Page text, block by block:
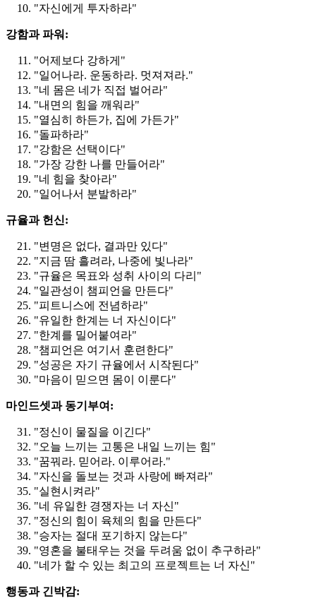
"자신에게 투자하라"
강함과 파워:
"어제보다 강하게"
"일어나라. 운동하라. 멋져져라."
"네 몸은 네가 직접 벌어라"
"내면의 힘을 깨워라"
"열심히 하든가, 집에 가든가"
"돌파하라"
"강함은 선택이다"
"가장 강한 나를 만들어라"
"네 힘을 찾아라"
"일어나서 분발하라"
규율과 헌신:
"변명은 없다, 결과만 있다"
"지금 땀 흘려라, 나중에 빛나라"
"규율은 목표와 성취 사이의 다리"
"일관성이 챔피언을 만든다"
"피트니스에 전념하라"
"유일한 한계는 너 자신이다"
"한계를 밀어붙여라"
"챔피언은 여기서 훈련한다"
"성공은 자기 규율에서 시작된다"
"마음이 믿으면 몸이 이룬다"
마인드셋과 동기부여:
"정신이 물질을 이긴다"
"오늘 느끼는 고통은 내일 느끼는 힘"
"꿈꿔라. 믿어라. 이루어라."
"자신을 돌보는 것과 사랑에 빠져라"
"실현시켜라"
"네 유일한 경쟁자는 너 자신"
"정신의 힘이 육체의 힘을 만든다"
"승자는 절대 포기하지 않는다"
"영혼을 불태우는 것을 두려움 없이 추구하라"
"네가 할 수 있는 최고의 프로젝트는 너 자신"
행동과 긴박감: